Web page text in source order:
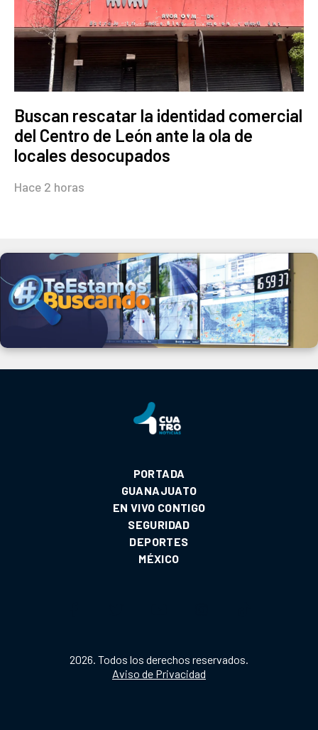
Buscan rescatar la identidad comercial
del Centro de León ante la ola de
locales desocupados
Hace 2 horas
PORTADA
GUANAJUATO
EN VIVO CONTIGO
SEGURIDAD
DEPORTES
MÉXICO
2026. Todos los derechos reservados.
Aviso de Privacidad